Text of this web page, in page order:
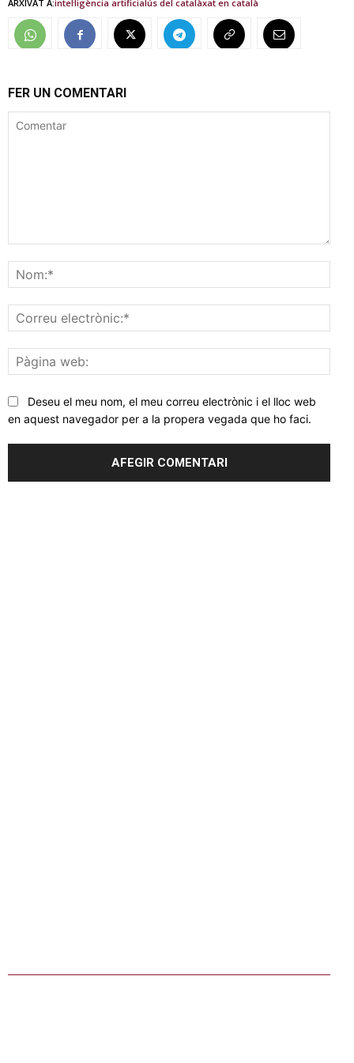
ARXIVAT A:intel·ligència artificial ús del catalàxat en català
FER UN COMENTARI
web:
Deseu el meu nom, el meu correu electrònic i el lloc web
en aquest navegador per a la propera vegada que ho faci.